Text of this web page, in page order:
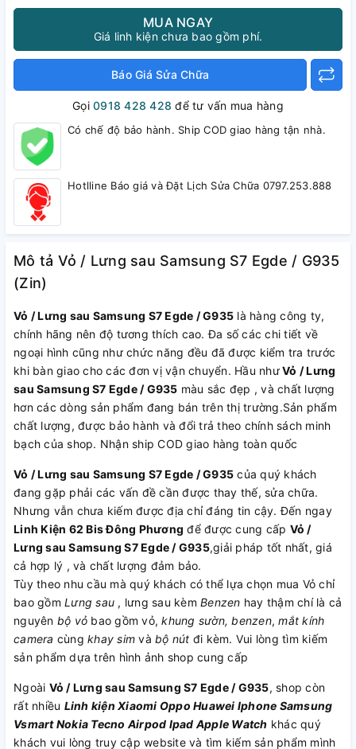
MUA NGAY
Giá linh kiện chưa bao gồm phí.
Báo Giá Sửa Chữa
Gọi0918 428 428 để tư vấn mua hàng
Có chế độ bảo hành. Ship COD giao hàng tận nhà.
Hotlline Báo giá và Đặt Lịch Sửa Chữa 0797.253.888
Mô tả Vỏ / Lưng sau Samsung S7 Egde / G935
(Zin)
Vỏ / Lưng sau Samsung S7 Egde / G935 là hàng công ty,
chính hãng nên độ tương thích cao. Đa số các chi tiết về
ngoại hình cũng như chức năng đều đã được kiểm tra trước
khi bàn giao cho các đơn vị vận chuyển. Hầu nhưVỏ / Lưng
sau Samsung S7 Egde / G935 màu sắc đẹp , và chất lượng
hơn các dòng sản phẩm đang bán trên thị trường.Sản phẩm
chất lượng, được bảo hành và đổi trả theo chính sách minh
bạch của shop. Nhận ship COD giao hàng toàn quốc
Vỏ / Lưng sau Samsung S7 Egde / G935 của quý khách
đang gặp phải các vấn đề cần được thay thế, sửa chữa.
Nhưng vẫn chưa kiếm được địa chỉ đáng tin cậy. Đến ngay
Linh Kiện 62 Bis Đông Phương để được cung cấp Vỏ /
Lưng sau Samsung S7 Egde / G935,giải pháp tốt nhất, giá
cả hợp lý , và chất lượng đảm bảo.
Tùy theo nhu cầu mà quý khách có thể lựa chọn mua Vỏ chỉ
bao gồm Lưng sau , lưng sau kèm Benzen hay thậm chí là cả
nguyên bộ vỏ bao gồm vỏ,khung sườn, benzen,mắt kính
camera cùng khay sim và bộ nút đi kèm. Vui lòng tìm kiếm
sản phẩm dựa trên hình ảnh shop cung cấp
Ngoài Vỏ / Lưng sau Samsung S7 Egde / G935, shop còn
rất nhiều Linh kiện Xiaomi Oppo Huawei Iphone Samsung
Vsmart Nokia Tecno Airpod Ipad Apple Watch khác quý
khách vui lòng truy cập website và tìm kiếm sản phẩm mình